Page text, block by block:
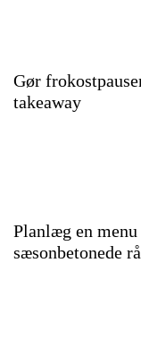
Gør
takeaway
Planlæg en
sæsonbetonede